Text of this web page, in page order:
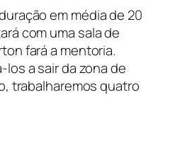
em média de 20
com uma sala de
fará a mentoria.
los a sair da zona de
trabalharemos quatro